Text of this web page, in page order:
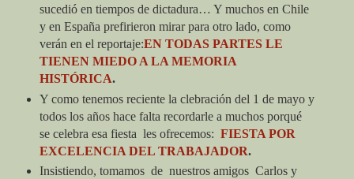
sucedió en tiempos de dictadura… Y muchos en Chile
y en España prefirieron mirar para otro lado, como
verán en el reportaje:EN TODAS PARTES LE
TIENENMIEDO A LA MEMORIA
HISTÓRICA.
Y como tenemos reciente la clebración del 1 de mayo y
todos los años hace falta recordarle a muchos porqué
se celebra esa fiesta les ofrecemos: FIESTA POR
EXCELENCIA DEL TRABAJADOR.
Insistiendo, tomamos de nuestros amigos Carlos y